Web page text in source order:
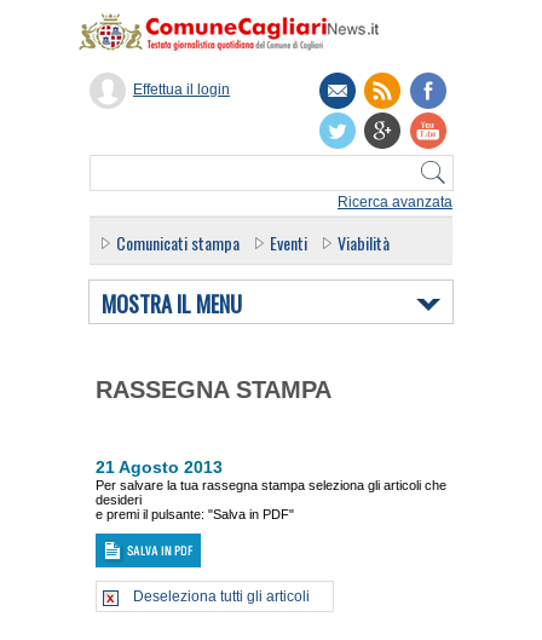
Ricerca avanzata
Effettua il login
Comunicati stampa Eventi Viabilità
MOSTRA IL MENU
RASSEGNA STAMPA
21 Agosto 2013
Per salvare la tua rassegna stampa seleziona gli articoli che
desideri
e premi il pulsante: "Salva in PDF"
Deseleziona tutti gli articoli